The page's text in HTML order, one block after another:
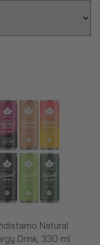
Natural
Drink, 330 ml